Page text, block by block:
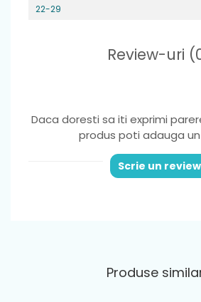
22-29
Review-uri
Daca doresti sa iti exprimi
produs poti adauga un
Scrie un review
Produse